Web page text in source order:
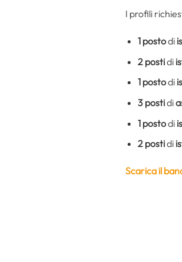
I profili
1 postodi
2 postidi
1 postodi
3 postidi
1 postodi
2 postidi
Scarica il